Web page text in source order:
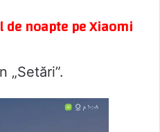
noapte pe Xiaomi
„Setări”.